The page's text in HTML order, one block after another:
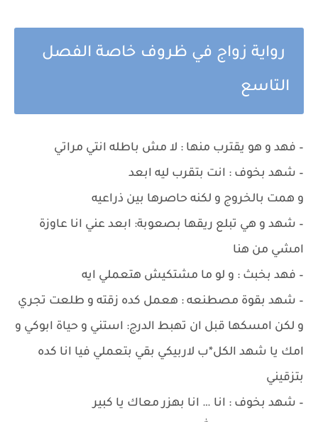
رواية زواج في ظروف خاصة الفصل
التاسع
– فهد و هو يقترب منها : لا مش باطله انتي مراتي
– شهد بخوف : انت بتقرب ليه ابعد
و همت بالخروج و لكنه حاصرها بين ذراعيه
– شهد و هي تبلع ريقها بصعوبة: ابعد عني انا عاوزة
امشي من هنا
– فهد بخبث : و لو ما مشتكيش هتعملي ايه
– شهد بقوة مصطنعه : هعمل كده زقته و طلعت تجري
و لكن امسكها قبل ان تهبط الدرج: استني و حياة ابوكي و
امك يا شهد الكل*ب لاربيكي بقي بتعملي فيا انا كده
بتزقيني
– شهد بخوف : انا … انا بهزر معاك يا كبير